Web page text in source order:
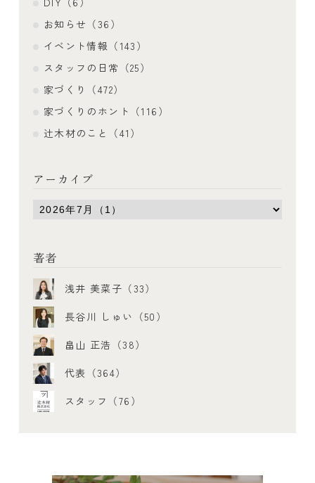
お知らせ（36）
イベント情報（143）
スタッフの日常（25）
家づくり（472）
家づくりのホント（116）
辻木材のこと（41）
アーカイブ
著者
浅井 美菜子（33）
長谷川 しゅい（50）
畠山 正浩（38）
代表（364）
スタッフ（76）